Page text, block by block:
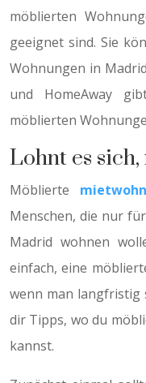
möblierten
geeignet sind. Sie
Wohnungen in
und HomeAway
möblierten
Lohnt es
Möblierte
Menschen, die nur
Madrid wohnen
einfach, eine
wenn man langfristig
dir Tipps, wo du
kannst.